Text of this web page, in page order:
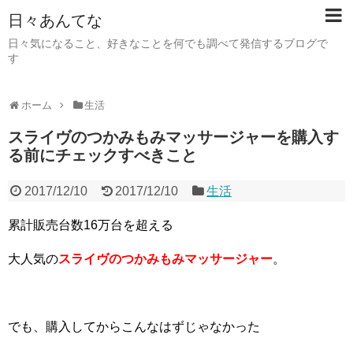
日々あんてな
日々気になること、好きなことを何でも調べて発信するブログで
す
ホーム 生活
スライヴのつかみもみマッサージャーを購入す
る前にチェックすべきこと
2017/12/10 2017/12/10 生活
累計販売台数16万台を超える
大人気のスライヴのつかみもみマッサージャー。
でも、購入してからこんなはずじゃなかった